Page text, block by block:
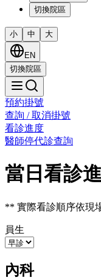
切換院區
小 中 大
EN
切換院區
預約掛號
查詢 / 取消掛號
看診進度
醫師停代診查詢
當日看診
** 實際看診順序依現
員生
內科